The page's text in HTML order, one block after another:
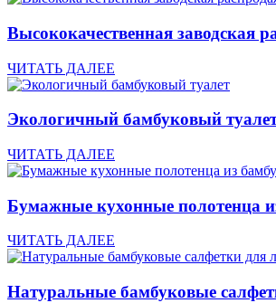
Высококачественная заводская
ЧИТАТЬ ДАЛЕЕ
Экологичный бамбуковый
ЧИТАТЬ ДАЛЕЕ
Бумажные кухонные полотенца
ЧИТАТЬ ДАЛЕЕ
Натуральные бамбуковые